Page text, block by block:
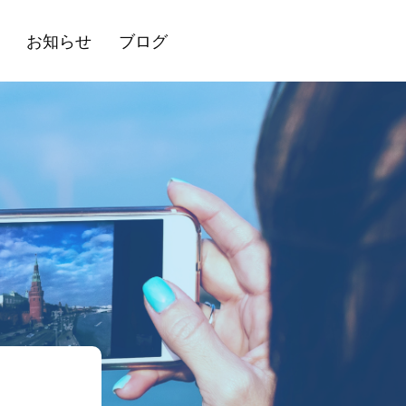
お知らせ ブログ